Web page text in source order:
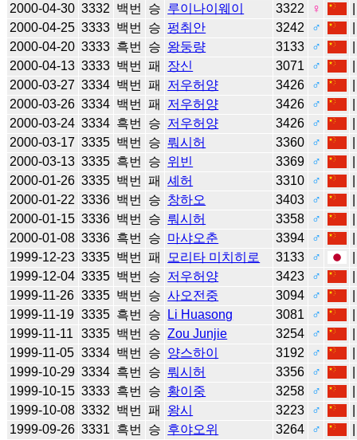
2000-04-30 3332 백번 승 루이나이웨이 3322 ♀
2000-04-25 3333 백번 승 펑취안 3242 ♂
2000-04-20 3333 흑번 승 왕둥량 3133 ♂
2000-04-13 3333 백번 패 장신 3071 ♂
2000-03-27 3334 백번 패 저우허양 3426 ♂
2000-03-26 3334 백번 패 저우허양 3426 ♂
2000-03-24 3334 흑번 승 저우허양 3426 ♂
2000-03-17 3335 백번 승 뤄시허 3360 ♂
2000-03-13 3335 흑번 승 위빈 3369 ♂
2000-01-26 3335 백번 패 셰허 3310 ♂
2000-01-22 3336 백번 승 창하오 3403 ♂
2000-01-15 3336 백번 승 뤄시허 3358 ♂
2000-01-08 3336 흑번 승 마샤오춘 3394 ♂
1999-12-23 3335 백번 패 모리타 미치히로 3133 ♂
1999-12-04 3335 백번 승 저우허양 3423 ♂
1999-11-26 3335 백번 승 사오전중 3094 ♂
1999-11-19 3335 흑번 승 Li Huasong 3081 ♂
1999-11-11
3335 백번 승 Zou Junjie 3254 ♂
1999-11-05 3334 백번 승 양스하이 3192 ♂
1999-10-29 3334 흑번 승 뤄시허 3356 ♂
1999-10-15 3333 흑번 승 황이중 3258 ♂
1999-10-08 3332 백번 패 왕시 3223 ♂
1999-09-26 3331 흑번 승 후야오위 3264 ♂